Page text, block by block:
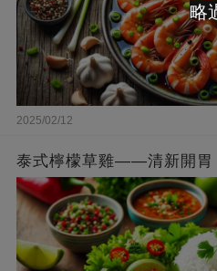
2025/02/12
泰式檸檬草雞——清新開胃
略